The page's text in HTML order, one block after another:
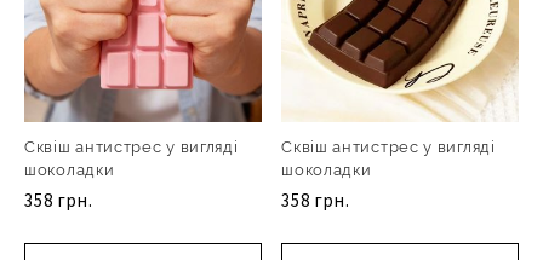
Сквіш антистрес у вигляді
шоколадки
358 грн.
Сквіш антистрес у вигляді
шоколадки
358 грн.